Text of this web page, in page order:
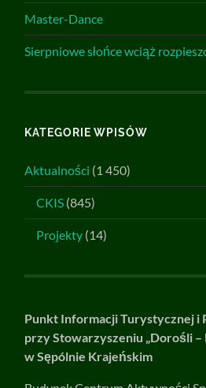
Master-Dance
Sierpniowe słońce wciąż
KATEGORIE WPISÓW
Aktualności (1 450)
CKIS (845)
Projekty (14)
Punkt Informacji Turystycznej i
przy Stowarzyszeniu „Dorośli –
w Sępólnie Krajeńskim